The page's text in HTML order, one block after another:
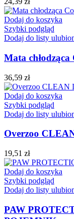
Dodaj do koszyka
Szybki podgląd
Dodaj do listy
Mata
36,59 zł
Dodaj do koszyka
Szybki podgląd
Dodaj do listy
Overzoo
19,51 zł
Dodaj do koszyka
Szybki podgląd
Dodaj do listy
PAW